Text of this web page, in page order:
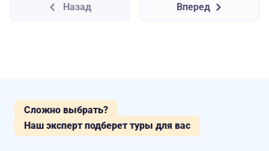
Назад Вперед
Сложно выбрать?
Наш эксперт подберет туры для вас